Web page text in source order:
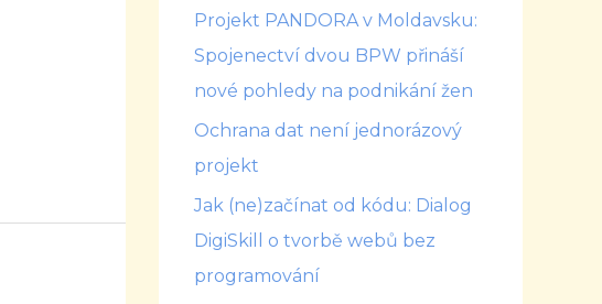
Projekt PANDORA v Moldavsku:
Spojenectví dvou BPW přináší
nové pohledy na podnikání žen
Ochrana dat není jednorázový
projekt
Jak (ne)začínat od kódu: Dialog
DigiSkill o tvorbě webů bez
programování